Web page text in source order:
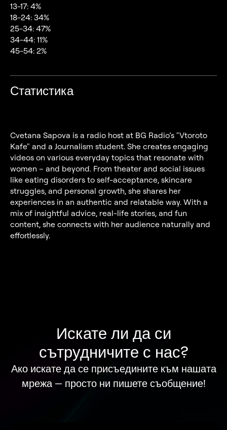
13-17: 4%
18-24: 34%
25-34: 47%
34-44: 11%
45-54: 2%
Статистика
Cvetana Sapova is a radio host at BG Radio’s "Vtoroto
Kafe" and a Journalism student. She creates engaging
videos on various everyday topics that resonate with
women – and beyond. From theater and social issues
like eating disorders to self-acceptance, skincare
struggles, and personal growth, she shares her
experiences in an authentic and relatable way. With a
mix of insightful advice, real-life stories, and fun
content, she connects with her audience naturally and
effortlessly.
Искате ли да си
сътрудничите с нас?
Ако искате да се присъедините към нашата
мрежа — просто ни пишете съобщение!